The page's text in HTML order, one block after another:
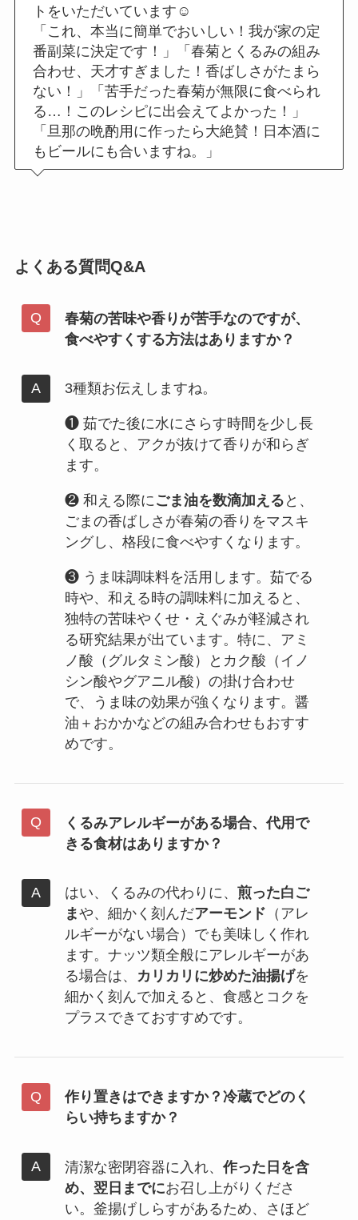
トをいただいています☺️
「これ、本当に簡単でおいしい！我が家の定
番副菜に決定です！」「春菊とくるみの組み
合わせ、天才すぎました！香ばしさがたまら
ない！」「苦手だった春菊が無限に食べられ
る…！このレシピに出会えてよかった！」
「旦那の晩酌用に作ったら大絶賛！日本酒に
もビールにも合いますね。」
よくある質問Q&A
春菊の苦味や香りが苦手なのですが、
食べやすくする方法はありますか？
3種類お伝えしますね。
❶ 茹でた後に水にさらす時間を少し長
く取ると、アクが抜けて香りが和らぎ
ます。
❷ 和える際にごま油を数滴加える と、
ごまの香ばしさが春菊の香りをマスキ
ングし、格段に食べやすくなります。
❸ うま味調味料を活用します。茹でる
時や、和える時の調味料に加えると、
独特の苦味やくせ・えぐみが軽減され
る研究結果が出ています。特に、アミ
ノ酸（グルタミン酸）とカク酸（イノ
シン酸やグアニル酸）の掛け合わせ
で、うま味の効果が強くなります。醤
油＋おかかなどの組み合わせもおすす
めです。
くるみアレルギーがある場合、代用で
きる食材はありますか？
はい、くるみの代わりに、 煎った白ご
まや、細かく刻んだアーモンド （アレ
ルギーがない場合）でも美味しく作れ
ます。ナッツ類全般にアレルギーがあ
る場合は、
カリカリに炒めた油揚げを
細かく刻んで加えると、食感とコクを
プラスできておすすめです。
作り置きはできますか？冷蔵でどのく
らい持ちますか？
清潔な密閉容器に入れ、 作った日を含
め、翌日までにお召し上がりくださ
い。釜揚げしらすがあるため、さほど